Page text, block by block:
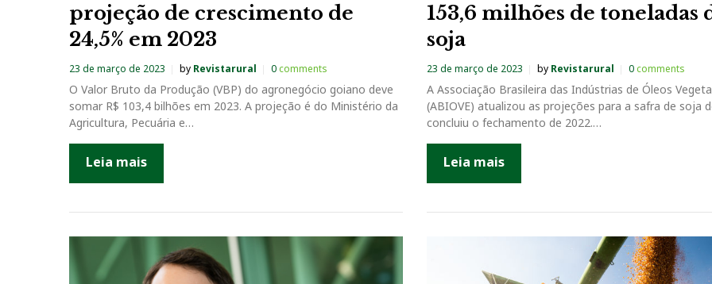
projeção de crescimento de
24,5% em 2023
23 de março de 2023 by Revistarural 0comments
O Valor Bruto da Produção (VBP) do agronegócio goiano deve
somar R$ 103,4 bilhões em 2023. A projeção é do Ministério da
Agricultura, Pecuária e…
Leia mais
153,6 milhões de toneladas
soja
23 de março de 2023 by Revistarural 0comments
A Associação Brasileira das Indústrias de Óleos
(ABIOVE) atualizou as projeções para a safra de soja
concluiu o fechamento de 2022.…
Leia mais